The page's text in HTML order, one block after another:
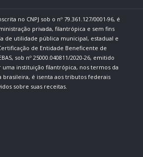
no CNPJ sob o nº 79.361.127/0001-96, é
privada, filantrópica e sem fins
de utilidade pública municipal, estadual e
de Entidade Beneficente de
sob nº 25000.040811/2020-26, emitido
uma instituição filantrópica, nos termos da
brasileira, é isenta aos tributos federais
sobre suas receitas.